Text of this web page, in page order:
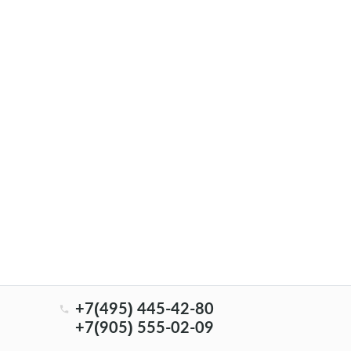
+7(495) 445-42-80
+7(905) 555-02-09